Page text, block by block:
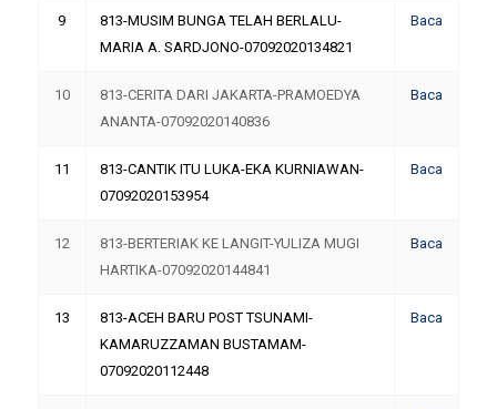
9
813-MUSIM BUNGA TELAH BERLALU-
MARIA A. SARDJONO-07092020134821
Baca
10
813-CERITA DARI JAKARTA-PRAMOEDYA
ANANTA-07092020140836
Baca
11
813-CANTIK ITU LUKA-EKA KURNIAWAN-
07092020153954
Baca
12
813-BERTERIAK KE LANGIT-YULIZA MUGI
HARTIKA-07092020144841
Baca
13
813-ACEH BARU POST TSUNAMI-
KAMARUZZAMAN BUSTAMAM-
07092020112448
Baca